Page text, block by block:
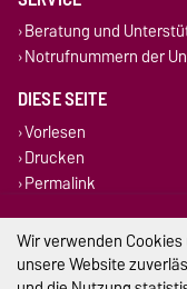
Beratung und
Notrufnummern der
DIESE SEITE
Vorlesen
Drucken
Permalink
Wir verwenden
unsere Website